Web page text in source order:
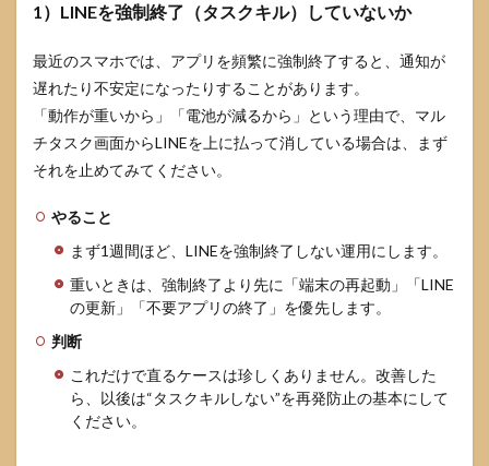
し）
LINE
通知
トラ
ブル
のよ
くあ
問
6.1
Wi-Fi
だと
来な
モバ
だと
来な
いの
1）LINEを強制終了（タスクキル）していないか
最近のスマホでは、アプリを頻繁に強制終了すると、通知が
遅れたり不安定になったりすることがあります。
「動作が重いから」「電池が減るから」という理由で、マル
チタスク画面からLINEを上に払って消している場合は、まず
それを止めてみてください。
やること
まず1週間ほど、LINEを強制終了しない運用にします。
重いときは、強制終了より先に「端末の再起動」「LINE
の更新」「不要アプリの終了」を優先します。
判断
これだけで直るケースは珍しくありません。改善した
ら、以後は“タスクキルしない”を再発防止の基本にして
ください。